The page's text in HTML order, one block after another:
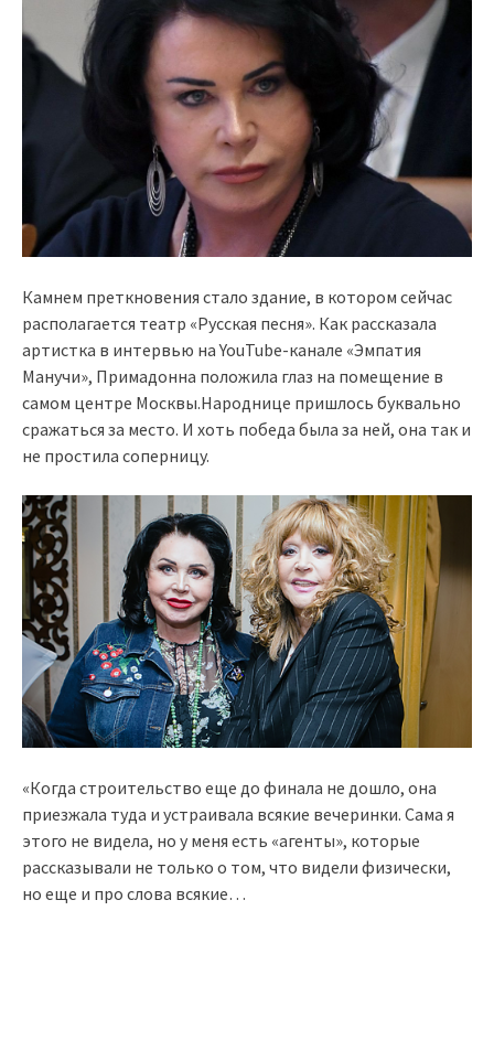
Камнем преткновения стало здание, в котором сейчас
располагается театр «Русская песня». Как рассказала
артистка в интервью на YouTube-канале «Эмпатия
Манучи», Примадонна положила глаз на помещение в
самом центре Москвы.Народнице пришлось буквально
сражаться за место. И хоть победа была за ней, она так и
не простила соперницу.
«Когда строительство еще до финала не дошло, она
приезжала туда и устраивала всякие вечеринки. Сама я
этого не видела, но у меня есть «агенты», которые
рассказывали не только о том, что видели физически,
но еще и про слова всякие…